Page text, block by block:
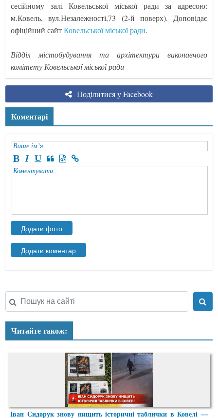
сесійному залі Ковельської міської ради за адресою:
м.Ковель, вул.Незалежності,73 (2-й поверх). Доповідає
офіційний сайтКовельської міської ради.
Відділ містобудування та архітектури виконавчого
комітету Ковельської міської ради
Поділитися у Facebook
Коментарі
Читайте також:
Іван Сидорук знову нищить історичні таблички в Ковелі —